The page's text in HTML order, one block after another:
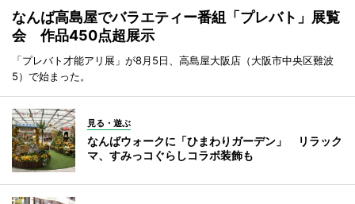
なんば高島屋でバラエティー番組「プレバト」展覧
会 作品450点超展示
「プレバト才能アリ展」が8月5日、高島屋大阪店（大阪市中央区難波
5）で始まった。
見る・遊ぶ
なんばウォークに「ひまわりガーデン」 リラック
マ、すみっコぐらしコラボ装飾も